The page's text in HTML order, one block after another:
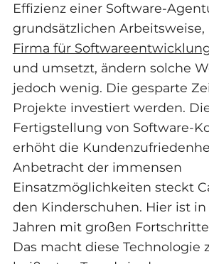
Effizienz einer Software-
grundsätzlichen
Firma für
und umsetzt, ändern solche
jedoch wenig. Die gesparte
Projekte investiert werden.
Fertigstellung von Software-
erhöht die
Anbetracht der immensen
Einsatzmöglichkeiten steckt
den Kinderschuhen. Hier ist
Jahren mit großen
Das macht diese Technologie